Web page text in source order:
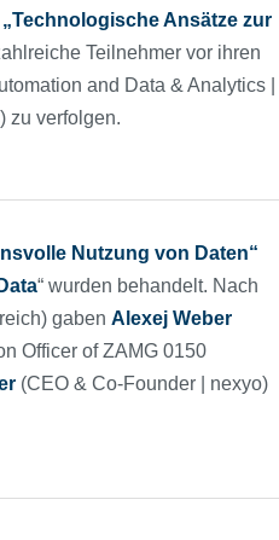
„Technologische Ansätze zur
Teilnehmer vor ihren
and Data & Analytics |
zu verfolgen.
Nutzung von Daten“
“ wurden behandelt. Nach
gaben Alexej Weber
Officer of ZAMG 0150
(CEO & Co-Founder | nexyo)